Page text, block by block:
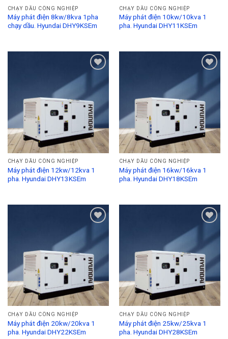
CHẠY DẦU CÔNG NGHIỆP
Máy phát điện 8kw/8kva 1pha
chạy dầu. Hyundai DHY9KSEm
CHẠY DẦU CÔNG NGHIỆP
Máy phát điện 10kw/10kva 1
pha. Hyundai DHY11KSEm
Wishlist
CHẠY DẦU CÔNG NGHIỆP
Máy phát điện 12kw/12kva 1
pha. Hyundai DHY13KSEm
Wishlist
CHẠY DẦU CÔNG NGHIỆP
Máy phát điện 16kw/16kva 1
pha. Hyundai DHY18KSEm
Wishlist
CHẠY DẦU CÔNG NGHIỆP
Máy phát điện 20kw/20kva 1
pha. Hyundai DHY22KSEm
Wishlist
CHẠY DẦU CÔNG NGHIỆP
Máy phát điện 25kw/25kva 1
pha. Hyundai DHY28KSEm